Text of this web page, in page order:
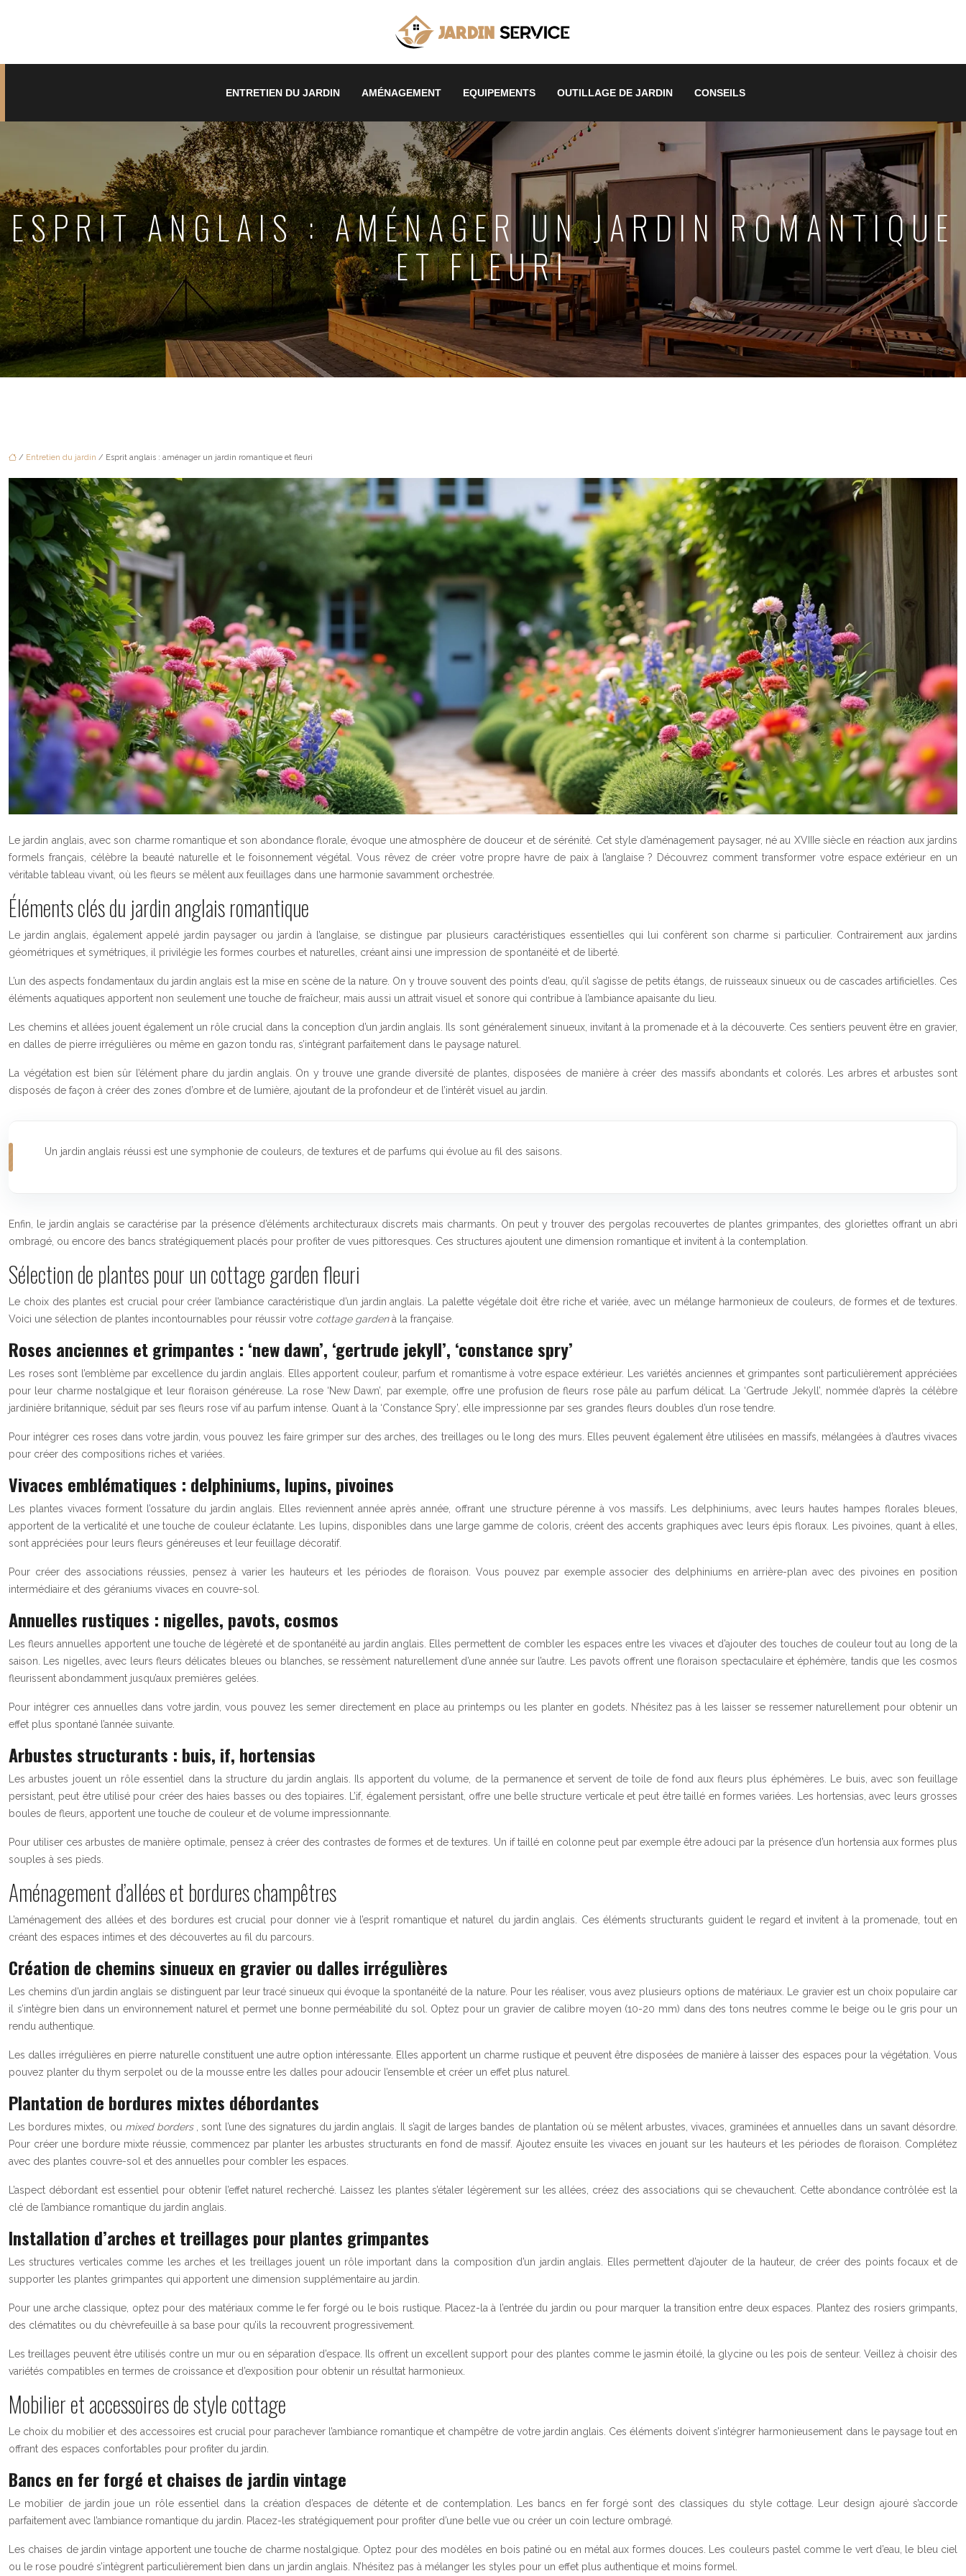
ENTRETIEN DU JARDIN AMÉNAGEMENT EQUIPEMENTS OUTILLAGE DE JARDIN CONSEILS
ESPRIT ANGLAIS : AMÉNAGER UN JARDIN ROMANTIQUE
ET FLEURI
/ Entretien du jardin / Esprit anglais : aménager un jardin romantique et fleuri
Le jardin anglais, avec son charme romantique et son abondance florale, évoque une atmosphère de douceur et de sérénité. Cet style d’aménagement paysager, né au XVIIIe siècle en réaction aux jardins
formels français, célèbre la beauté naturelle et le foisonnement végétal. Vous rêvez de créer votre propre havre de paix à l’anglaise ? Découvrez comment transformer votre espace extérieur en un
véritable tableau vivant, où les fleurs se mêlent aux feuillages dans une harmonie savamment orchestrée.
Éléments clés du jardin anglais romantique
Le jardin anglais, également appelé jardin paysager ou jardin à l’anglaise, se distingue par plusieurs caractéristiques essentielles qui lui confèrent son charme si particulier. Contrairement aux jardins
géométriques et symétriques, il privilégie les formes courbes et naturelles, créant ainsi une impression de spontanéité et de liberté.
L’un des aspects fondamentaux du jardin anglais est la mise en scène de la nature. On y trouve souvent des points d’eau, qu’il s’agisse de petits étangs, de ruisseaux sinueux ou de cascades artificielles. Ces
éléments aquatiques apportent non seulement une touche de fraîcheur, mais aussi un attrait visuel et sonore qui contribue à l’ambiance apaisante du lieu.
Les chemins et allées jouent également un rôle crucial dans la conception d’un jardin anglais. Ils sont généralement sinueux, invitant à la promenade et à la découverte. Ces sentiers peuvent être en gravier,
en dalles de pierre irrégulières ou même en gazon tondu ras, s’intégrant parfaitement dans le paysage naturel.
La végétation est bien sûr l’élément phare du jardin anglais. On y trouve une grande diversité de plantes, disposées de manière à créer des massifs abondants et colorés. Les arbres et arbustes sont
disposés de façon à créer des zones d’ombre et de lumière, ajoutant de la profondeur et de l’intérêt visuel au jardin.
Un jardin anglais réussi est une symphonie de couleurs, de textures et de parfums qui évolue au fil des saisons.
Enfin, le jardin anglais se caractérise par la présence d’éléments architecturaux discrets mais charmants. On peut y trouver des pergolas recouvertes de plantes grimpantes, des gloriettes offrant un abri
ombragé, ou encore des bancs stratégiquement placés pour profiter de vues pittoresques. Ces structures ajoutent une dimension romantique et invitent à la contemplation.
Sélection de plantes pour un cottage garden fleuri
Le choix des plantes est crucial pour créer l’ambiance caractéristique d’un jardin anglais. La palette végétale doit être riche et variée, avec un mélange harmonieux de couleurs, de formes et de textures.
Voici une sélection de plantes incontournables pour réussir votre cottage gardenà la française.
Roses anciennes et grimpantes : ‘new dawn’, ‘gertrude jekyll’, ‘constance spry’
Les roses sont l’emblème par excellence du jardin anglais. Elles apportent couleur, parfum et romantisme à votre espace extérieur. Les variétés anciennes et grimpantes sont particulièrement appréciées
pour leur charme nostalgique et leur floraison généreuse. La rose ‘New Dawn’, par exemple, offre une profusion de fleurs rose pâle au parfum délicat. La ‘Gertrude Jekyll’, nommée d’après la célèbre
jardinière britannique, séduit par ses fleurs rose vif au parfum intense. Quant à la ‘Constance Spry’, elle impressionne par ses grandes fleurs doubles d’un rose tendre.
Pour intégrer ces roses dans votre jardin, vous pouvez les faire grimper sur des arches, des treillages ou le long des murs. Elles peuvent également être utilisées en massifs, mélangées à d’autres vivaces
pour créer des compositions riches et variées.
Vivaces emblématiques : delphiniums, lupins, pivoines
Les plantes vivaces forment l’ossature du jardin anglais. Elles reviennent année après année, offrant une structure pérenne à vos massifs. Les delphiniums, avec leurs hautes hampes florales bleues,
apportent de la verticalité et une touche de couleur éclatante. Les lupins, disponibles dans une large gamme de coloris, créent des accents graphiques avec leurs épis floraux. Les pivoines, quant à elles,
sont appréciées pour leurs fleurs généreuses et leur feuillage décoratif.
Pour créer des associations réussies, pensez à varier les hauteurs et les périodes de floraison. Vous pouvez par exemple associer des delphiniums en arrière-plan avec des pivoines en position
intermédiaire et des géraniums vivaces en couvre-sol.
Annuelles rustiques : nigelles, pavots, cosmos
Les fleurs annuelles apportent une touche de légèreté et de spontanéité au jardin anglais. Elles permettent de combler les espaces entre les vivaces et d’ajouter des touches de couleur tout au long de la
saison. Les nigelles, avec leurs fleurs délicates bleues ou blanches, se ressèment naturellement d’une année sur l’autre. Les pavots offrent une floraison spectaculaire et éphémère, tandis que les cosmos
fleurissent abondamment jusqu’aux premières gelées.
Pour intégrer ces annuelles dans votre jardin, vous pouvez les semer directement en place au printemps ou les planter en godets. N’hésitez pas à les laisser se ressemer naturellement pour obtenir un
effet plus spontané l’année suivante.
Arbustes structurants : buis, if, hortensias
Les arbustes jouent un rôle essentiel dans la structure du jardin anglais. Ils apportent du volume, de la permanence et servent de toile de fond aux fleurs plus éphémères. Le buis, avec son feuillage
persistant, peut être utilisé pour créer des haies basses ou des topiaires. L’if, également persistant, offre une belle structure verticale et peut être taillé en formes variées. Les hortensias, avec leurs grosses
boules de fleurs, apportent une touche de couleur et de volume impressionnante.
Pour utiliser ces arbustes de manière optimale, pensez à créer des contrastes de formes et de textures. Un if taillé en colonne peut par exemple être adouci par la présence d’un hortensia aux formes plus
souples à ses pieds.
Aménagement d’allées et bordures champêtres
L’aménagement des allées et des bordures est crucial pour donner vie à l’esprit romantique et naturel du jardin anglais. Ces éléments structurants guident le regard et invitent à la promenade, tout en
créant des espaces intimes et des découvertes au fil du parcours.
Création de chemins sinueux en gravier ou dalles irrégulières
Les chemins d’un jardin anglais se distinguent par leur tracé sinueux qui évoque la spontanéité de la nature. Pour les réaliser, vous avez plusieurs options de matériaux. Le gravier est un choix populaire car
il s’intègre bien dans un environnement naturel et permet une bonne perméabilité du sol. Optez pour un gravier de calibre moyen (10-20 mm) dans des tons neutres comme le beige ou le gris pour un
rendu authentique.
Les dalles irrégulières en pierre naturelle constituent une autre option intéressante. Elles apportent un charme rustique et peuvent être disposées de manière à laisser des espaces pour la végétation. Vous
pouvez planter du thym serpolet ou de la mousse entre les dalles pour adoucir l’ensemble et créer un effet plus naturel.
Plantation de bordures mixtes débordantes
Les bordures mixtes, ou mixed borders
, sont l’une des signatures du jardin anglais. Il s’agit de larges bandes de plantation où se mêlent arbustes, vivaces, graminées et annuelles dans un savant désordre.
Pour créer une bordure mixte réussie, commencez par planter les arbustes structurants en fond de massif. Ajoutez ensuite les vivaces en jouant sur les hauteurs et les périodes de floraison. Complétez
avec des plantes couvre-sol et des annuelles pour combler les espaces.
L’aspect débordant est essentiel pour obtenir l’effet naturel recherché. Laissez les plantes s’étaler légèrement sur les allées, créez des associations qui se chevauchent. Cette abondance contrôlée est la
clé de l’ambiance romantique du jardin anglais.
Installation d’arches et treillages pour plantes grimpantes
Les structures verticales comme les arches et les treillages jouent un rôle important dans la composition d’un jardin anglais. Elles permettent d’ajouter de la hauteur, de créer des points focaux et de
supporter les plantes grimpantes qui apportent une dimension supplémentaire au jardin.
Pour une arche classique, optez pour des matériaux comme le fer forgé ou le bois rustique. Placez-la à l’entrée du jardin ou pour marquer la transition entre deux espaces. Plantez des rosiers grimpants,
des clématites ou du chèvrefeuille à sa base pour qu’ils la recouvrent progressivement.
Les treillages peuvent être utilisés contre un mur ou en séparation d’espace. Ils offrent un excellent support pour des plantes comme le jasmin étoilé, la glycine ou les pois de senteur. Veillez à choisir des
variétés compatibles en termes de croissance et d’exposition pour obtenir un résultat harmonieux.
Mobilier et accessoires de style cottage
Le choix du mobilier et des accessoires est crucial pour parachever l’ambiance romantique et champêtre de votre jardin anglais. Ces éléments doivent s’intégrer harmonieusement dans le paysage tout en
offrant des espaces confortables pour profiter du jardin.
Bancs en fer forgé et chaises de jardin vintage
Le mobilier de jardin joue un rôle essentiel dans la création d’espaces de détente et de contemplation. Les bancs en fer forgé sont des classiques du style cottage. Leur design ajouré s’accorde
parfaitement avec l’ambiance romantique du jardin. Placez-les stratégiquement pour profiter d’une belle vue ou créer un coin lecture ombragé.
Les chaises de jardin vintage apportent une touche de charme nostalgique. Optez pour des modèles en bois patiné ou en métal aux formes douces. Les couleurs pastel comme le vert d’eau, le bleu ciel
ou le rose poudré s’intègrent particulièrement bien dans un jardin anglais. N’hésitez pas à mélanger les styles pour un effet plus authentique et moins formel.